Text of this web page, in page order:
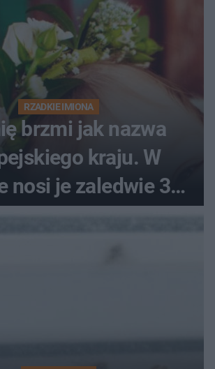
RZADKIE IMIONA
brzmi jak nazwa
kraju. W
nosi je zaledwie 3